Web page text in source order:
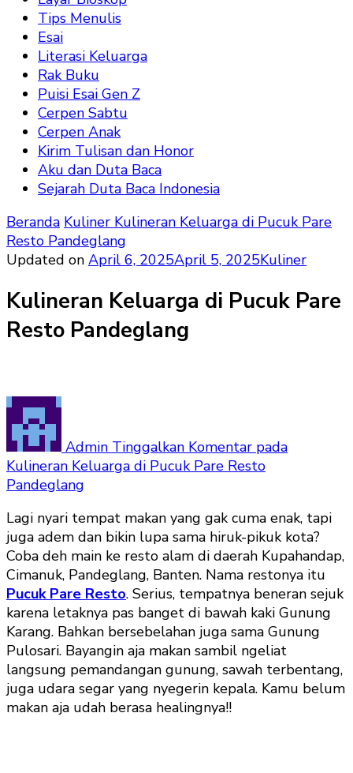
Tips Menulis
Esai
Literasi Keluarga
Rak Buku
Puisi Esai Gen Z
Cerpen Sabtu
Cerpen Anak
Kirim Tulisan dan Honor
Aku dan Duta Baca
Sejarah Duta Baca Indonesia
Beranda Kuliner Kulineran Keluarga di Pucuk Pare
Resto Pandeglang
Updated on April 6, 2025April 5, 2025Kuliner
Kulineran Keluarga di Pucuk Pare
Resto Pandeglang
Admin Tinggalkan Komentar pada
Kulineran Keluarga di Pucuk Pare Resto
Pandeglang
Lagi nyari tempat makan yang gak cuma enak, tapi
juga adem dan bikin lupa sama hiruk-pikuk kota?
Coba deh main ke resto alam di daerah Kupahandap,
Cimanuk, Pandeglang, Banten. Nama restonya itu
Pucuk Pare Resto. Serius, tempatnya beneran sejuk
karena letaknya pas banget di bawah kaki Gunung
Karang. Bahkan bersebelahan juga sama Gunung
Pulosari. Bayangin aja makan sambil ngeliat
langsung pemandangan gunung, sawah terbentang,
juga udara segar yang nyegerin kepala. Kamu belum
makan aja udah berasa healingnya!!